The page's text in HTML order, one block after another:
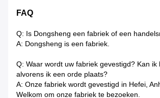
FAQ
Q: Is Dongsheng een fabriek of een
A: Dongsheng is een fabriek.
Q: Waar wordt uw fabriek gevestigd? Kan ik
alvorens ik een orde plaats?
A: Onze fabriek wordt gevestigd in Hefei,
Welkom om onze fabriek te bezoeken.